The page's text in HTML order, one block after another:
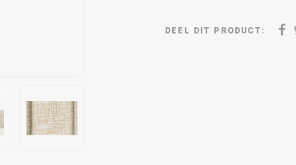
DEEL DIT PRODUCT: